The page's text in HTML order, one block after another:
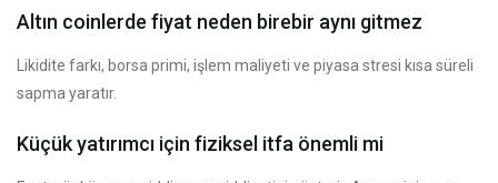
Altın coinlerde fiyat neden birebir aynı gitmez
Likidite farkı, borsa primi, işlem maliyeti ve piyasa stresi kısa süreli
sapma yaratır.
Küçük yatırımcı için fiziksel itfa önemli mi